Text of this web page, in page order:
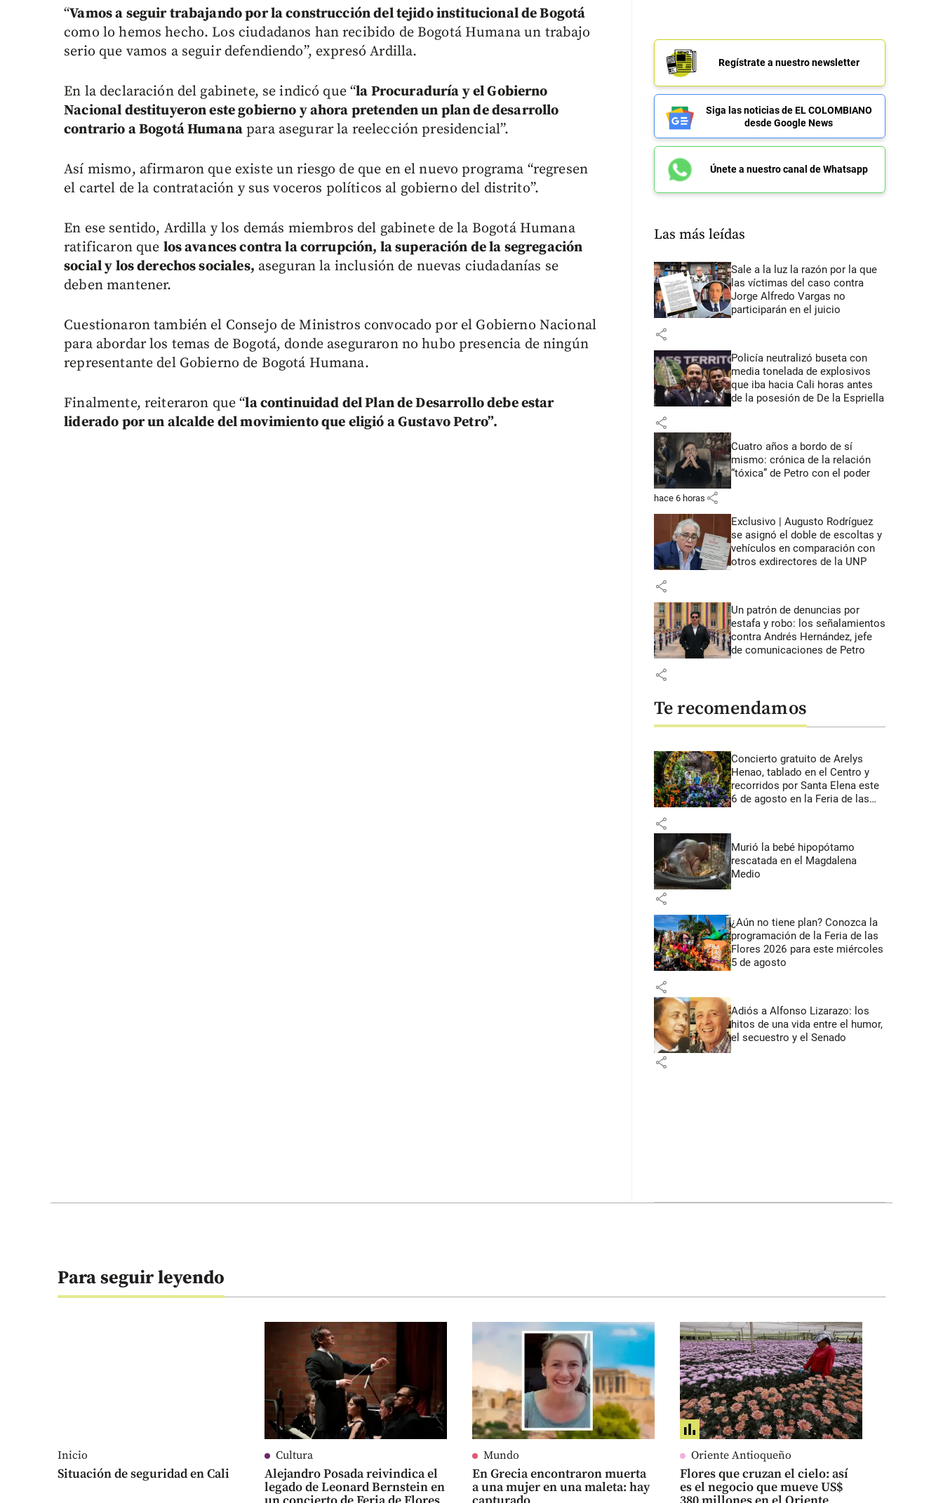
“Vamos a seguir trabajando por la construcción del tejido institucional de Bogotá
como lo hemos hecho. Los ciudadanos han recibido de Bogotá Humana un trabajo
serio que vamos a seguir defendiendo”, expresó Ardilla.
En la declaración del gabinete, se indicó que “la Procuraduría y el Gobierno
Nacional destituyeron este gobierno y ahora pretenden un plan de desarrollo
contrario a Bogotá Humanapara asegurar la reelección presidencial”.
Así mismo, afirmaron que existe un riesgo de que en el nuevo programa “regresen
el cartel de la contratación y sus voceros políticos al gobierno del distrito”.
En ese sentido, Ardilla y los demás miembros del gabinete de la Bogotá Humana
ratificaron que los avances contra la corrupción, la superación de la segregación
social y los derechos sociales, aseguran la inclusión de nuevas ciudadanías se
deben mantener.
Cuestionaron también el Consejo de Ministros convocado por el Gobierno Nacional
para abordar los temas de Bogotá, donde aseguraron no hubo presencia de ningún
representante del Gobierno de Bogotá Humana.
Finalmente, reiteraron que “la continuidad del Plan de Desarrollo debe estar
liderado por un alcalde del movimiento que eligió a Gustavo Petro”.
Regístrate a nuestro newsletter
Siga las noticias de EL COLOMBIANO
desde Google News
Únete a nuestro canal de Whatsapp
Las más leídas
Sale a la luz la razón por la que
las víctimas del caso contra
Jorge Alfredo Vargas no
participarán en el juicio
share
Policía neutralizó buseta con
media tonelada de explosivos
que iba hacia Cali horas antes
de la posesión de De la Espriella
share
Cuatro años a bordo de sí
mismo: crónica de la relación
“tóxica” de Petro con el poder
hace 6 horas share
Exclusivo | Augusto Rodríguez
se asignó el doble de escoltas y
vehículos en comparación con
otros exdirectores de la UNP
share
Un patrón de denuncias por
estafa y robo: los señalamientos
contra Andrés Hernández, jefe
de comunicaciones de Petro
share
Te recomendamos
Concierto gratuito de Arelys
Henao, tablado en el Centro y
recorridos por Santa Elena este
6 de agosto en la Feria de las
share
Murió la bebé hipopótamo
rescatada en el Magdalena
Medio
share
¿Aún no tiene plan? Conozca la
programación de la Feria de las
Flores 2026 para este miércoles
5 de agosto
share
Adiós a Alfonso Lizarazo: los
hitos de una vida entre el humor,
el secuestro y el Senado
share
Para seguir leyendo
Inicio
Situación de seguridad en Cali
Cultura
Alejandro Posada reivindica el
legado de Leonard Bernstein en
Mundo
En Grecia encontraron muerta
a una mujer en una maleta: hay
Oriente Antioqueño
Flores que cruzan el cielo: así
es el negocio que mueve US$